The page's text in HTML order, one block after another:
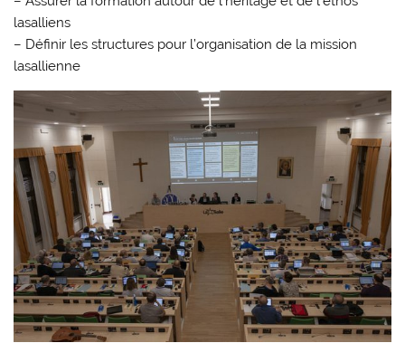
lasalliens
– Définir les structures pour l’organisation de la mission
lasallienne